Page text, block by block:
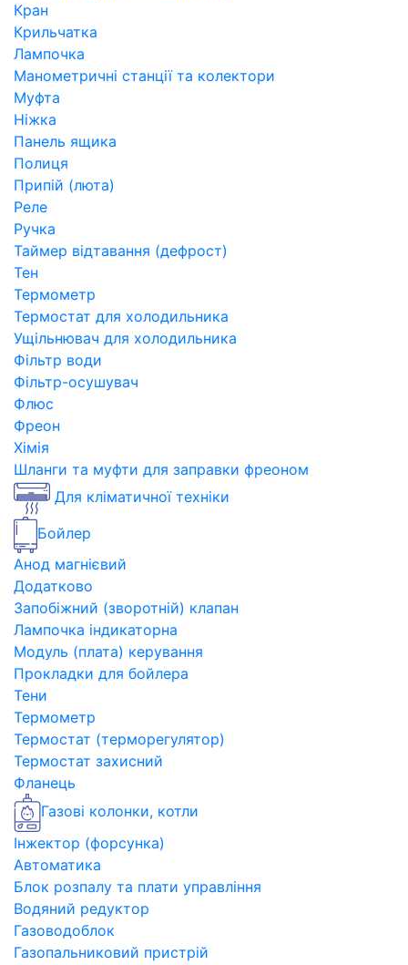
Кран
Крильчатка
Лампочка
Манометричні станції та колектори
Муфта
Ніжка
Панель ящика
Полиця
Припій (люта)
Реле
Ручка
Таймер відтавання (дефрост)
Тен
Термометр
Термостат для холодильника
Ущільнювач для холодильника
Фільтр води
Фільтр-осушувач
Флюс
Фреон
Хімія
Шланги та муфти для заправки фреоном
Для кліматичної техніки
Бойлер
Анод магнієвий
Додатково
Запобіжний (зворотній) клапан
Лампочка індикаторна
Модуль (плата) керування
Прокладки для бойлера
Тени
Термометр
Термостат (терморегулятор)
Термостат захисний
Фланець
Газові колонки, котли
Інжектор (форсунка)
Автоматика
Блок розпалу та плати управління
Водяний редуктор
Газоводоблок
Газопальниковий пристрій